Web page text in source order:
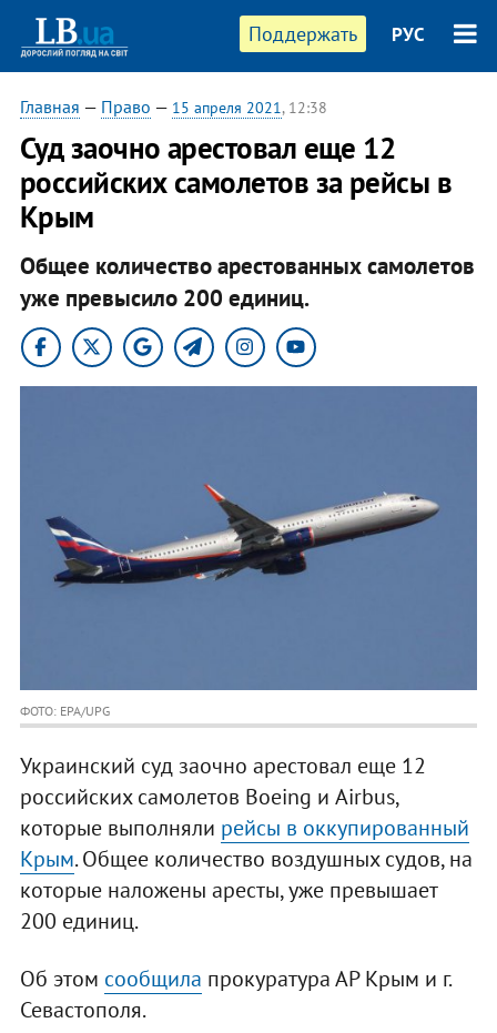
Поддержать РУС
Главная — Право — 15 апреля 2021, 12:38
Суд заочно арестовал еще 12
российских самолетов за рейсы в
Крым
Общее количество арестованных самолетов
уже превысило 200 единиц.
ФОТО: EPA/UPG
Украинский суд заочно арестовал еще 12
российских самолетов Boeing и Airbus,
которые выполняли рейсы в оккупированный
Крым. Общее количество воздушных судов, на
которые наложены аресты, уже превышает
200 единиц.
Об этом сообщила прокуратура АР Крым и г.
Севастополя.